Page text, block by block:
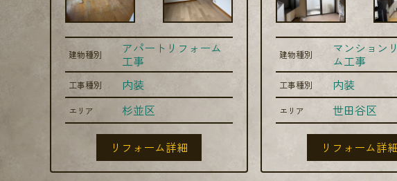
建物種別 アパートリフォーム
工事
工事種別 内装
エリア 杉並区
リフォーム詳細
建物種別 マンション
ム工事
工事種別 内装
エリア 世田谷区
リフォーム詳細